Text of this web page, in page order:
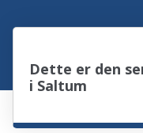
Dette er den
i Saltum